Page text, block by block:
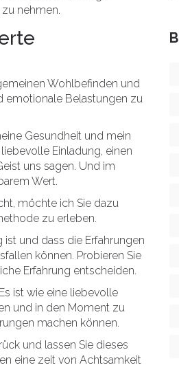
nehmen.
Wohlbefinden und
emotionale Belastungen zu
Gesundheit und mein
Einladung, einen
uns sagen. Und im
Wert.
möchte ich Sie dazu
zu erleben.
und dass die Erfahrungen
können. Probieren Sie
Erfahrung entscheiden.
ist wie eine liebevolle
und in den Moment zu
machen können.
und lassen Sie dieses
eine zeit von Achtsamkeit